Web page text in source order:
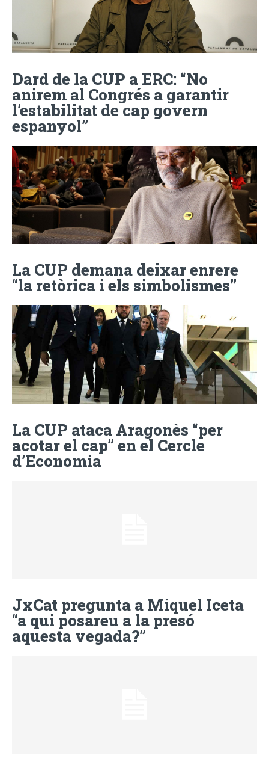
Dard de la CUP a ERC: “No
anirem al Congrés a garantir
l’estabilitat de cap govern
espanyol”
La CUP demana deixar enrere
“la retòrica i els simbolismes”
La CUP ataca Aragonès “per
acotar el cap” en el Cercle
d’Economia
JxCat pregunta a Miquel Iceta
“a qui posareu a la presó
aquesta vegada?”